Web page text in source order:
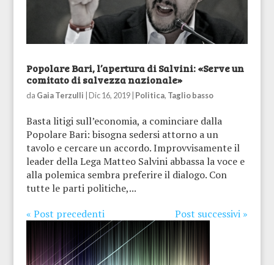
Popolare Bari, l’apertura di Salvini: «Serve un
comitato di salvezza nazionale»
da Gaia Terzulli Dic 16, 2019| Politica, Taglio basso
Basta litigi sull’economia, a cominciare dalla
Popolare Bari: bisogna sedersi attorno a un
tavolo e cercare un accordo. Improvvisamente il
leader della Lega Matteo Salvini abbassa la voce e
alla polemica sembra preferire il dialogo. Con
tutte le parti politiche,...
« Post precedenti
Post successivi »